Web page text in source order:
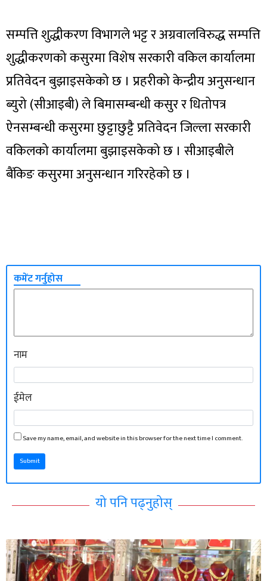
सम्पत्ति शुद्धीकरण विभागले भट्ट र अग्रवालविरुद्ध सम्पत्ति
शुद्धीकरणको कसुरमा विशेष सरकारी वकिल कार्यालमा
प्रतिवेदन बुझाइसकेको छ । प्रहरीको केन्द्रीय अनुसन्धान
ब्युरो (सीआइबी) ले बिमासम्बन्धी कसुर र धितोपत्र
ऐनसम्बन्धी कसुरमा छुट्टाछुट्टै प्रतिवेदन जिल्ला सरकारी
वकिलको कार्यालमा बुझाइसकेको छ । सीआइबीले
बैंकिङ कसुरमा अनुसन्धान गरिरहेको छ ।
कमेंट गर्नुहोस
नाम
ईमेल
Save my name, email, and website in this browser for the next time I comment.
Submit
यो पनि पढ्नुहोस्